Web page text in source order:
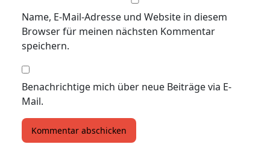
Name, E-Mail-Adresse und Website in diesem
Browser für meinen nächsten Kommentar
speichern.
Benachrichtige mich über neue Beiträge via E-
Mail.